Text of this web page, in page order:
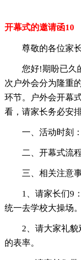
开幕式的邀请函10
尊敬的各位家
您好!期盼已久
次户外会分为隆重
环节。户外会开幕
看，请家长务必安
一、活动时刻
二、开幕式流
三、相关注意
1、请家长们9
统一去学校大操场。
2、请大家礼
的表率。